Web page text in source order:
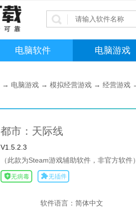
电脑软件 电脑游戏
→ 电脑游戏 → 模拟经营游戏 → 经营游戏
都市：天际线
V1.5.2.3
（此款为Steam游戏辅助软件，非官方软件
软件语言：简体中文